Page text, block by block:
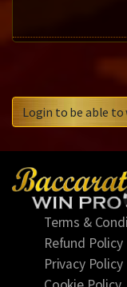
Login to be able
Terms &
Refund Policy
Privacy Policy